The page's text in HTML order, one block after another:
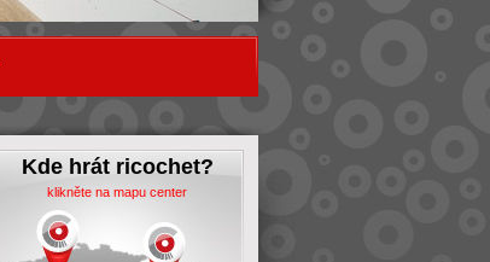
Kde hrát ricochet?
klikněte na mapu center